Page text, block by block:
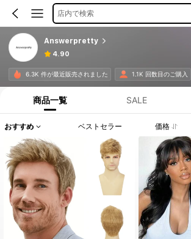
店内で検索
Answerpretty
4.90
6.3K 件が最近販売されました 1.1K 回数目のご購入
商品一覧 SALE
おすすめ ベストセラー 価格